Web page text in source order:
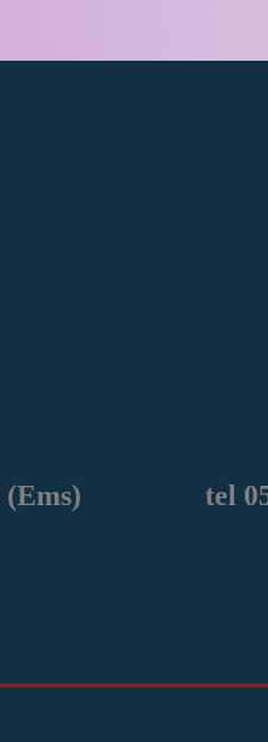
(Ems) tel